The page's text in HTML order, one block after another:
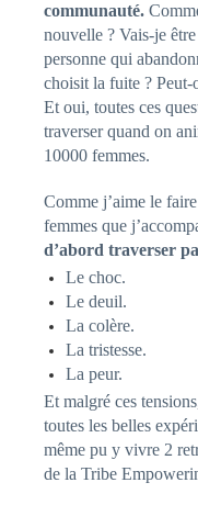
communauté.
nouvelle ? Vais-je
personne qui
choisit la fuite ?
Et oui, toutes ces
traverser quand on
10000 femmes.
Comme j’aime le
femmes que
d’abord traverser
Le choc.
Le deuil.
La colère.
La tristesse.
La peur.
Et malgré ces
toutes les belles
même pu y vivre 2
de la Tribe